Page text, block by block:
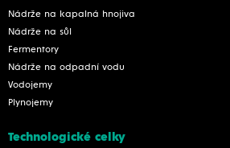
Nádrže na kapalná hnojiva
Nádrže na sůl
Fermentory
Nádrže na odpadní vodu
Vodojemy
Plynojemy
Technologické celky